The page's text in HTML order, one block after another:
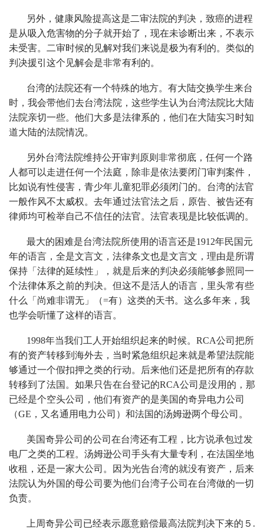
另外，健康风险提高这是二审法院的判决，致癌的进程
是从吸入危害物的分子就开始了，现在未诊断出来，不表示
未受害。二审时候的见解对我们来说是极为有利的。类似的
判决援引这个见解会是非常有利的。
台湾的法院还有一个特殊的地方。有大陆交换学生来台
时，我会带他们去台湾法院，这些学生认为台湾法院比大陆
法院亲切一些。他们大多是法律系的，他们在大陆实习时知
道大陆的法院情况。
另外台湾法院维持公开审判原则非常彻底，任何一个路
人都可以走进任何一个法庭，除非是依法要闭门审判案件，
比如说有性侵害，青少年儿童犯罪必须闭门的。台湾的法官
一般作风不太威权。去年通过法官法之后，原告、被告还有
律师均可检举自己不信任的法官。法官表现是比较低调的。
最大的困难是台湾法院所使用的语言还是1912年民国元
年的语言，全是文言文，法律条文也是文言文，理由是所谓
保持「法律的延续性」，就是后来的判决必须能够参照同一
个法律体系之前的判决。但这不是活人的语言，里头常有些
什么「尚难非谓无」（=有）这类的天书。这么多年来，我
也学会听懂了这样的语言。
1998年当我们工人开始组织起来的时候。RCA公司把所
有的资产转移到海外去，当时紧急组织起来就是希望法院能
够通过一个假扣押之类的行动。后来他们还是把所有的存款
转移到了法国。如果只告在台登记的RCA公司是没用的，那
已经是个空头公司，他们有资产的是美国的奇异电力公司
（GE，又名通用电力公司）和法国的汤姆逊两个母公司。
美国奇异公司的公司在台湾还有工程，比方说承包过发
电厂之类的工程。汤姆逊公司手头有大量专利，在法国坐地
收租，还是一家大公司。因为光告台湾的就没有资产，后来
法院认为外国的母公司要为他们台湾子公司在台湾做的一切
负责。
上周奇异公司已经表示愿意赔偿最高法院判决下来的５.